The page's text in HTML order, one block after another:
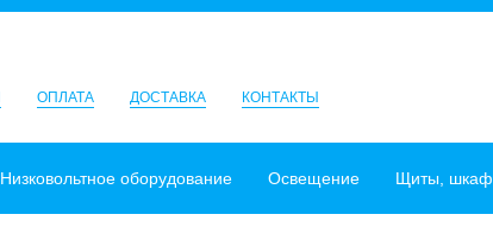
ОПЛАТА ДОСТАВКА КОНТАКТЫ
Низковольтное оборудование Освещение Щиты,